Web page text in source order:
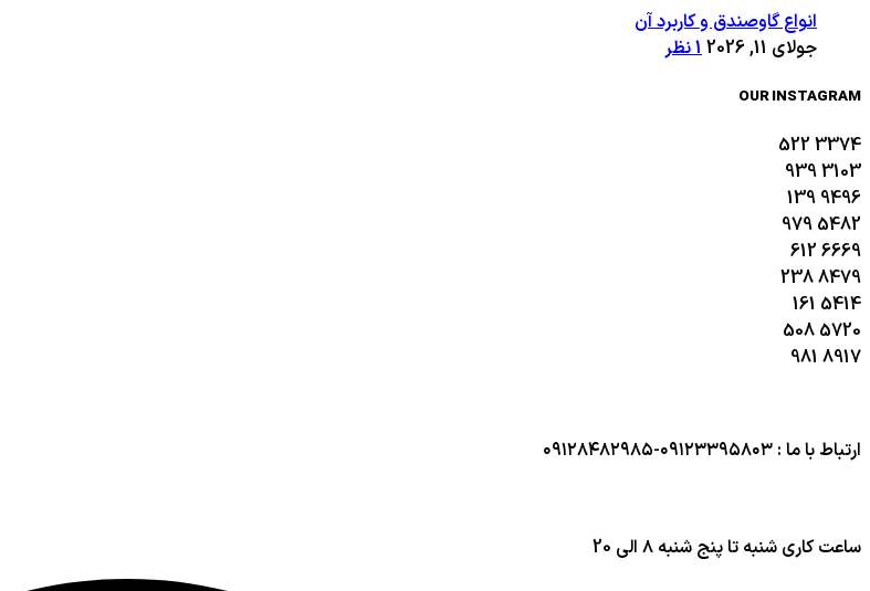
انواع گاوصندق و کاربرد آن
جولای 11, 2026
1 نظر
OUR INSTAGRAM
3374
522
3103
939
9496
139
5482
979
6669
612
8479
238
5414
161
5720
508
8917
981
ارتباط با ما : ۰۹۱۲۳۳۹۵۸۰۳-۰۹۱۲۸۴۸۲۹۸۵
ساعت کاری شنبه تا پنج شنبه ۸ الی 20